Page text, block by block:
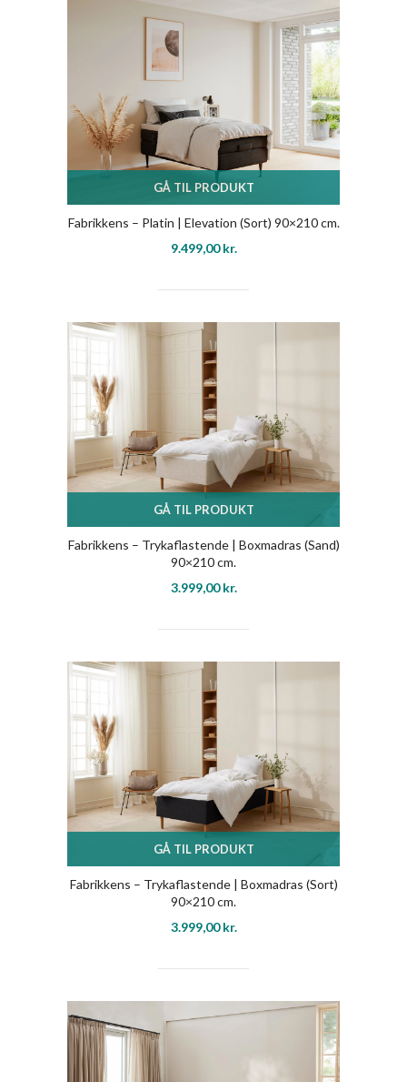
GÅ TIL PRODUKT
Fabrikkens – Platin | Elevation (Sort) 90×210 cm.
9.499,00kr.
GÅ TIL PRODUKT
Fabrikkens – Trykaflastende | Boxmadras (Sand)
90×210 cm.
3.999,00kr.
GÅ TIL PRODUKT
Fabrikkens – Trykaflastende | Boxmadras (Sort)
90×210 cm.
3.999,00kr.